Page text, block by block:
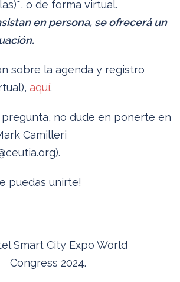
o de forma virtual.
en persona, se ofrecerá un
sobre la agenda y registro
aquí.
no dude en ponerte en
Camilleri
puedas unirte!
Smart City Expo World
Congress 2024.